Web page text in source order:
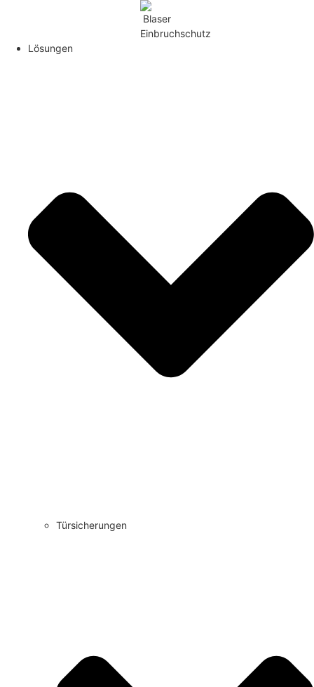
Lösungen
Türsicherungen